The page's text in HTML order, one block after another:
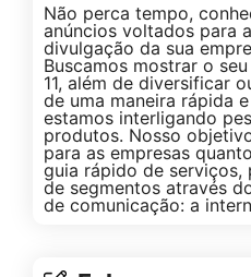
Não perca tempo,
anúncios voltados para
divulgação da sua
Buscamos mostrar o
11, além de diversificar
de uma maneira rápida
estamos interligando
produtos. Nosso
para as empresas
guia rápido de serviços,
de segmentos através
de comunicação: a